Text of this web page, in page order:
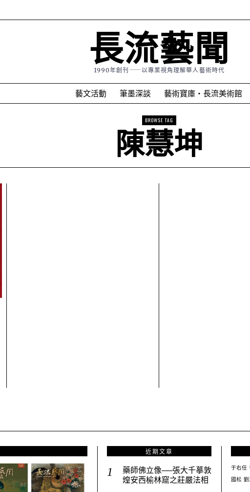
長流藝聞
1990年創刊⸺以專業視角理解華人藝術時代
藝文活動 筆墨深談 藝術寶庫・長流美術館
BROWSE TAG
陳慧坤
近期文章
藥師佛立像──張大千摹敦
煌安西榆林窟之莊嚴法相
于右任
國松